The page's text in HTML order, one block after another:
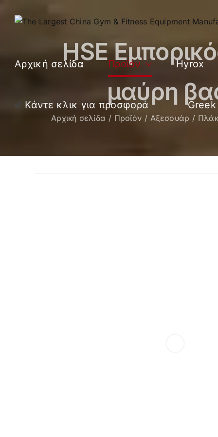
Αρχική σελίδα Προϊόν Hyrox
Κάντε κλικ για προσφορά Greek
HSE
μαύρη
Αρχική σελίδα Προϊόν Αξεσουάρ